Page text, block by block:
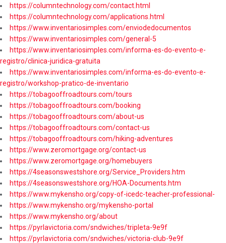
https://columntechnology.com/contact.html
https://columntechnology.com/applications.html
https://www.inventariosimples.com/enviodedocumentos
https://www.inventariosimples.com/general-5
https://www.inventariosimples.com/informa-es-do-evento-e-
registro/clinica-juridica-gratuita
https://www.inventariosimples.com/informa-es-do-evento-e-
registro/workshop-pratico-de-inventario
https://tobagooffroadtours.com/tours
https://tobagooffroadtours.com/booking
https://tobagooffroadtours.com/about-us
https://tobagooffroadtours.com/contact-us
https://tobagooffroadtours.com/hiking-adventures
https://www.zeromortgage.org/contact-us
https://www.zeromortgage.org/homebuyers
https://4seasonswestshore.org/Service_Providers.htm
https://4seasonswestshore.org/HOA-Documents.htm
https://www.mykensho.org/copy-of-icedc-teacher-professional-
https://www.mykensho.org/mykensho-portal
https://www.mykensho.org/about
https://pyrlavictoria.com/sndwiches/tripleta-9e9f
https://pyrlavictoria.com/sndwiches/victoria-club-9e9f